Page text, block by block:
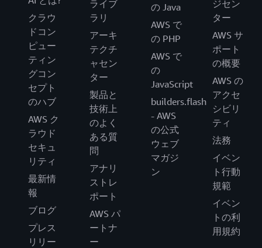
クラウ
ドコン
ピュー
ティン
グコン
セプト
のハブ
AWS ク
ラウド
セキュ
リティ
最新情
報
ブログ
プレス
リリー
ライブ
ラリ
アーキ
テクチ
ャセン
ター
製品と
技術上
のよく
ある質
問
アナリ
ストレ
ポート
AWS パ
ートナ
ー
の Java
AWS で
の PHP
AWS で
の
JavaScript
builders.flash
- AWS
の公式
ウェブ
マガジ
ン
ジセン
ター
AWS サ
ポート
の概要
AWS の
アクセ
シビリ
ティ
法務
イベン
ト行動
規範
イベン
トの利
用規約